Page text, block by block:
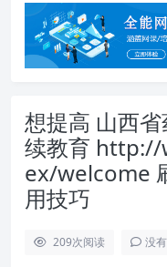
想提高 山西
续教育
ex/welcome
用技巧
209次阅读 没